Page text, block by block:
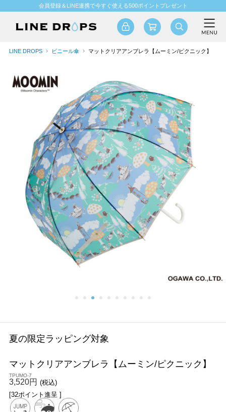
会員登録＆LINE連携で今すぐ使える500ポイントプレゼント
LINE DROPS ビニール傘 マットクリアアンブレラ【ムーミン/ピクニック】
夏の限定ラッピング対象
マットクリアアンブレラ【ムーミン/ピクニック】
TPUMO-7
3,520円 (税込)
[32ポイント進呈 ]